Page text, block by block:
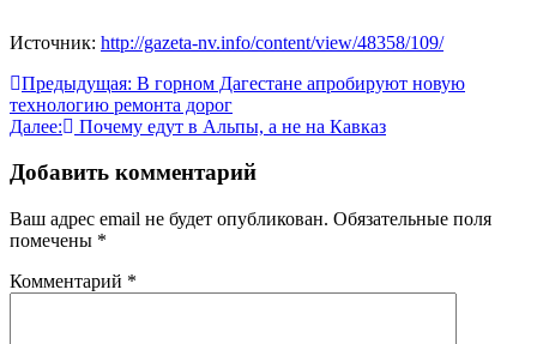
Источник: http://gazeta-nv.info/content/view/48358/109/
Навигация
по
Предыдущая: В горном Дагестане апробируют новую
технологию ремонта дорог
Далее:
Почему едут в Альпы, а не на Кавказ
Добавить комментарий
Ваш адрес email не будет опубликован. Обязательные поля
помечены *
Комментарий *